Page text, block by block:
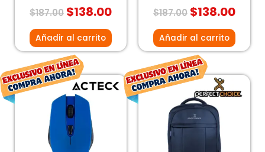
Valorado
$187.00 $138.00
Añadir al carrito
Valorado
$187.00 $138.00
Añadir al carrito
El
precio
original
era:
$265.00.
El
precio
El
precio
original
era:
$617.00.